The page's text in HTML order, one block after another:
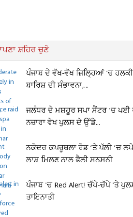
ਸ਼ਹਿਰ ਚੁਣੋ
ਪੰਜਾਬ ਦੇ ਵੱਖ-ਵੱਖ ਜ਼ਿਲ੍ਹਿਆਂ 'ਚ
ਬਾਰਿਸ਼ ਦੀ ਸੰਭਾਵਨਾ,...
ਜਲੰਧਰ ਦੇ ਮਸ਼ਹੂਰ ਸਪਾ ਸੈਂਟਰ 'ਚ ਪਈ
ਨਜ਼ਾਰਾ ਵੇਖ ਪੁਲਸ ਦੇ ਉੱਡੇ...
ਨਕੋਦਰ-ਕਪਰੂਥਲਾ ਰੋਡ ’ਤੇ ਪੱਲੀ ’ਚ
ਲਾਸ਼ ਮਿਲਣ ਨਾਲ ਫੈਲੀ ਸਨਸਨੀ
ਪੰਜਾਬ 'ਚ Red Alert! ਚੱਪੇ-ਚੱਪੇ 'ਤੇ
ਤਾਇਨਾਤੀ